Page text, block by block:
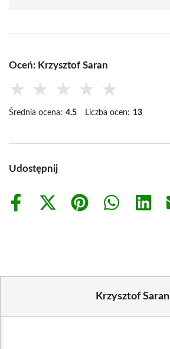
Oceń: Krzysztof Saran
★ ★ ★ ★ ★
Średnia ocena: 4.5 Liczba ocen: 13
Udostępnij
Share
Share
Share
Share
Share
Krzysztof Saran